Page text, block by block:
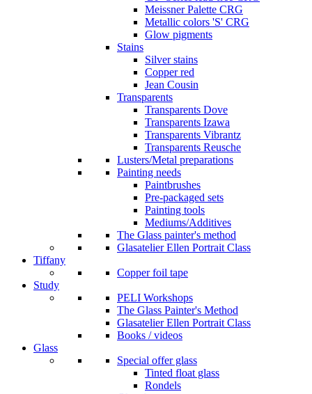
Meissner Palette CRG
Metallic colors 'S' CRG
Glow pigments
Stains
Silver stains
Copper red
Jean Cousin
Transparents
Transparents Dove
Transparents Izawa
Transparents Vibrantz
Transparents Reusche
Lusters/Metal preparations
Painting needs
Paintbrushes
Pre-packaged sets
Painting tools
Mediums/Additives
The Glass painter's method
Glasatelier Ellen Portrait Class
Tiffany
Copper foil tape
Study
PELI Workshops
The Glass Painter's Method
Glasatelier Ellen Portrait Class
Books / videos
Glass
Special offer glass
Tinted float glass
Rondels